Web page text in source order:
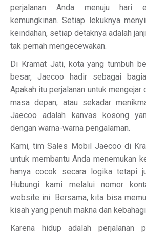
perjalanan Anda menuju hari
kemungkinan. Setiap lekuknya
keindahan, setiap detaknya adalah
tak pernah mengecewakan.
Di Kramat Jati, kota yang tumbuh
besar, Jaecoo hadir sebagai
Apakah itu perjalanan untuk mengejar
masa depan, atau sekadar
Jaecoo adalah kanvas kosong
dengan warna-warna pengalaman.
Kami, tim Sales Mobil Jaecoo di
untuk membantu Anda menemukan
hanya cocok secara logika tetapi
Hubungi kami melalui nomor
website ini. Bersama, kita bisa
kisah yang penuh makna dan
Karena hidup adalah perjalanan